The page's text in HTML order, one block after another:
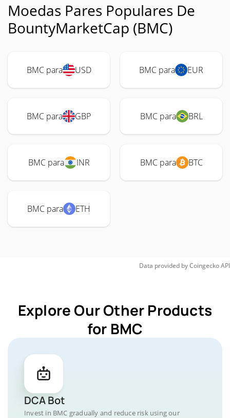
Moedas Pares Populares De
BountyMarketCap (BMC)
BMC para USD BMC para EUR
BMC para GBP BMC para BRL
BMC para INR BMC para BTC
BMC para ETH
Data provided byCoingeckoAPI
Explore Our Other Products
for BMC
DCA Bot
Invest in BMC gradually and reduce risk using our